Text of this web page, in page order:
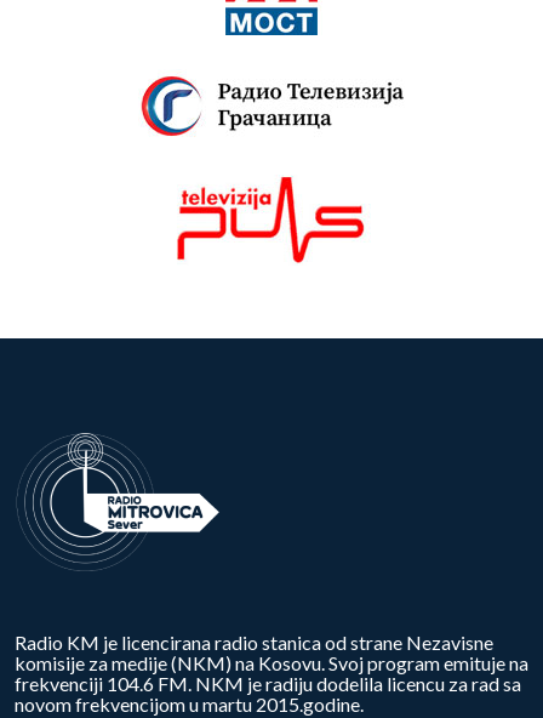
Radio KM je licencirana radio stanica od strane Nezavisne
komisije za medije (NKM) na Kosovu. Svoj program emituje na
frekvenciji 104.6 FM. NKM je radiju dodelila licencu za rad sa
novom frekvencijom u martu 2015.godine.